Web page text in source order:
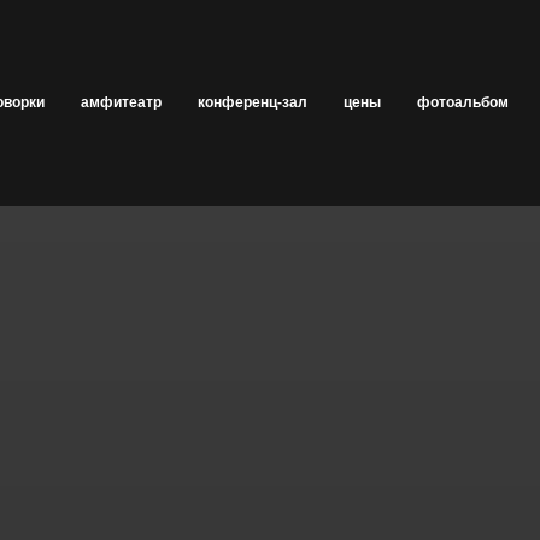
амфитеатр конференц-зал цены фотоальбом